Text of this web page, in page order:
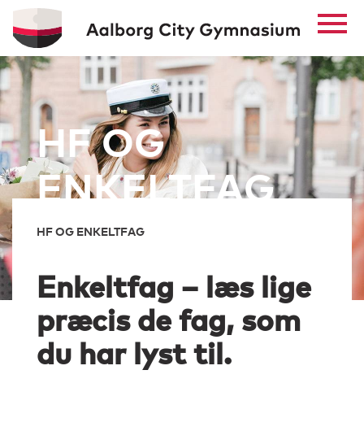
HF OG
ENKELTFAG
HF OG ENKELTFAG
Enkeltfag – læs lige
præcis de fag, som
du har lyst til.